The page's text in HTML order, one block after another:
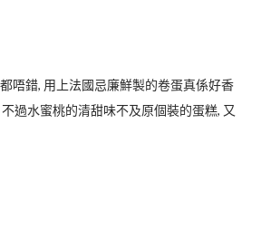
唔錯, 用上法國忌廉鮮製的卷蛋真係好香
過水蜜桃的清甜味不及原個裝的蛋糕, 又